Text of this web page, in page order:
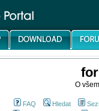
O
FAQ Hledat